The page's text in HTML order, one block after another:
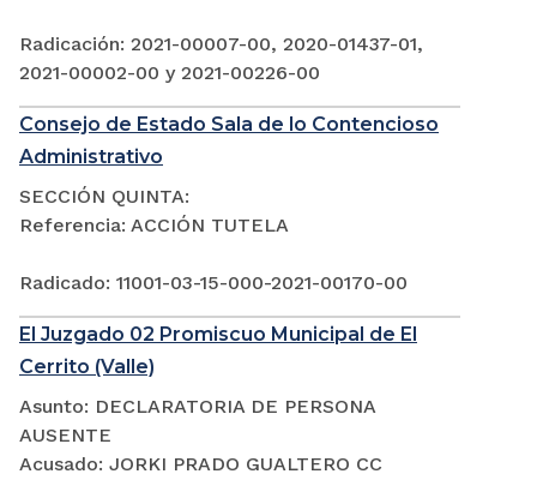
Radicación: 2021-00007-00, 2020-01437-01,
2021-00002-00 y 2021-00226-00
Consejo de Estado Sala de lo Contencioso
Administrativo
SECCIÓN QUINTA:
Referencia: ACCIÓN TUTELA
Radicado: 11001-03-15-000-2021-00170-00
El Juzgado 02 Promiscuo Municipal de El
Cerrito (Valle)
Asunto: DECLARATORIA DE PERSONA
AUSENTE
Acusado: JORKI PRADO GUALTERO CC